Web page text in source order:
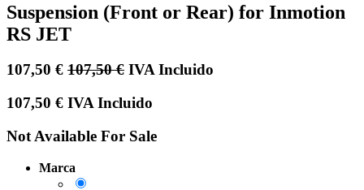
Suspension (Front or Rear) for Inmotion
RS JET
107,50 € 107,50€ IVA Incluido
107,50 € IVA Incluido
Not Available For Sale
Marca